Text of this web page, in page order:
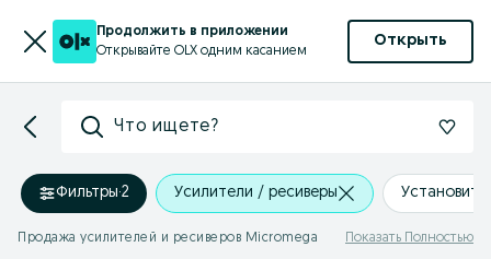
Продолжить в приложении
Открывайте OLX одним касанием
Открыть
Что ищете?
Фильтры·2 Усилители / ресиверы
Продажа усилителей и ресиверов Micromega Показать Полностью